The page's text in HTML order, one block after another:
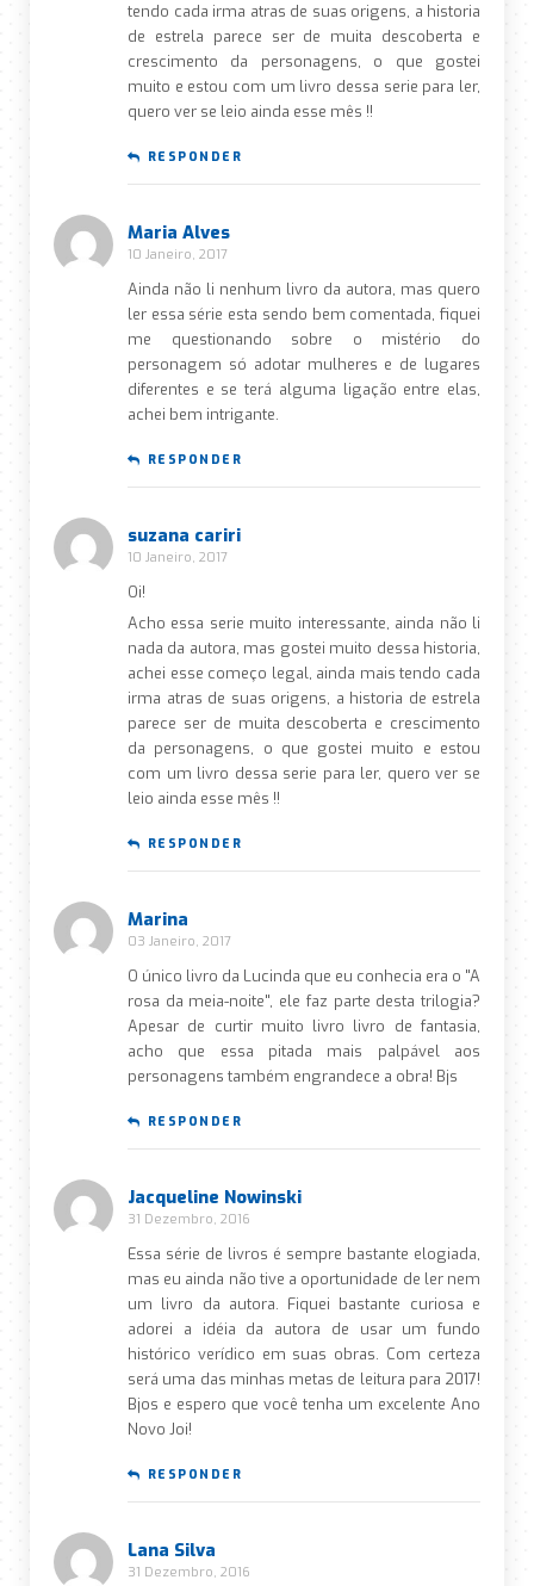
tendo cada irma atras de suas origens, a historia
de estrela parece ser de muita descoberta e
crescimento da personagens, o que gostei
muito e estou com um livro dessa serie para ler,
quero ver se leio ainda esse mês !!
RESPONDER
Maria Alves
10 Janeiro, 2017
Ainda não li nenhum livro da autora, mas quero
ler essa série esta sendo bem comentada, fiquei
me questionando sobre o mistério do
personagem só adotar mulheres e de lugares
diferentes e se terá alguma ligação entre elas,
achei bem intrigante.
RESPONDER
suzana cariri
10 Janeiro, 2017
Oi!
Acho essa serie muito interessante, ainda não li
nada da autora, mas gostei muito dessa historia,
achei esse começo legal, ainda mais tendo cada
irma atras de suas origens, a historia de estrela
parece ser de muita descoberta e crescimento
da personagens, o que gostei muito e estou
com um livro dessa serie para ler, quero ver se
leio ainda esse mês !!
RESPONDER
Marina
03 Janeiro, 2017
O único livro da Lucinda que eu conhecia era o "A
rosa da meia-noite", ele faz parte desta trilogia?
Apesar de curtir muito livro livro de fantasia,
acho que essa pitada mais palpável aos
personagens também engrandece a obra! Bjs
RESPONDER
Jacqueline Nowinski
31 Dezembro, 2016
Essa série de livros é sempre bastante elogiada,
mas eu ainda não tive a oportunidade de ler nem
um livro da autora. Fiquei bastante curiosa e
adorei a idéia da autora de usar um fundo
histórico verídico em suas obras. Com certeza
será uma das minhas metas de leitura para 2017!
Bjos e espero que você tenha um excelente Ano
Novo Joi!
RESPONDER
Lana Silva
31 Dezembro, 2016